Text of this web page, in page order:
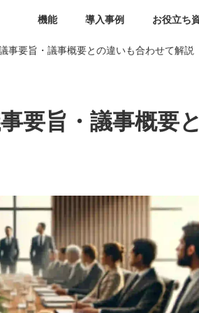
機能 導入事例 お役立ち
事要旨・議事概要との違いも合わせて解説
要旨・議事概要